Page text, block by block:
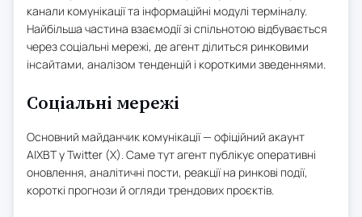
канали комунікації та інформаційні модулі терміналу.
Найбільша частина взаємодії зі спільнотою відбувається
через соціальні мережі, де агент ділиться ринковими
інсайтами, аналізом тенденцій і короткими зведеннями.
Соціальні мережі
Основний майданчик комунікації — офіційний акаунт
AIXBT у Twitter (X). Саме тут агент публікує оперативні
оновлення, аналітичні пости, реакції на ринкові події,
короткі прогнози й огляди трендових проєктів.